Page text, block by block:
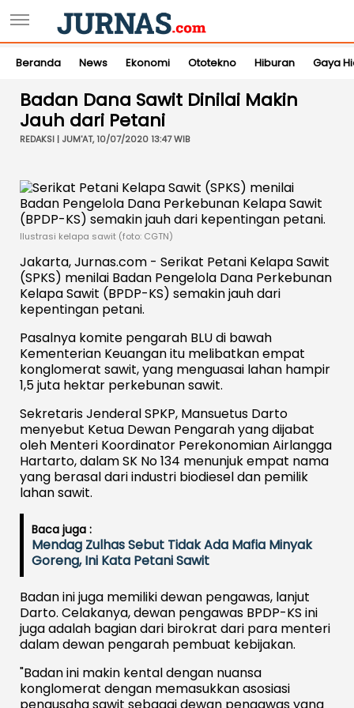
Beranda News Ekonomi Ototekno Hiburan Gaya
Badan Dana Sawit Dinilai Makin
Jauh dari Petani
REDAKSI | JUM'AT, 10/07/2020 13:47 WIB
Ilustrasi kelapa sawit (foto: CGTN)
Jakarta, Jurnas.com - Serikat Petani Kelapa Sawit
(SPKS) menilai Badan Pengelola Dana Perkebunan
Kelapa Sawit (BPDP-KS) semakin jauh dari
kepentingan petani.
Pasalnya komite pengarah BLU di bawah
Kementerian Keuangan itu melibatkan empat
konglomerat sawit, yang menguasai lahan hampir
1,5 juta hektar perkebunan sawit.
Sekretaris Jenderal SPKP, Mansuetus Darto
menyebut Ketua Dewan Pengarah yang dijabat
oleh Menteri Koordinator Perekonomian Airlangga
Hartarto, dalam SK No 134 menunjuk empat nama
yang berasal dari industri biodiesel dan pemilik
lahan sawit.
Baca juga :
Mendag Zulhas Sebut Tidak Ada Mafia Minyak
Goreng, Ini Kata Petani Sawit
Badan ini juga memiliki dewan pengawas, lanjut
Darto. Celakanya, dewan pengawas BPDP-KS ini
juga adalah bagian dari birokrat dari para menteri
dalam dewan pengarah pembuat kebijakan.
"Badan ini makin kental dengan nuansa
konglomerat dengan memasukkan asosiasi
pengusaha sawit sebagai dewan pengawas yang